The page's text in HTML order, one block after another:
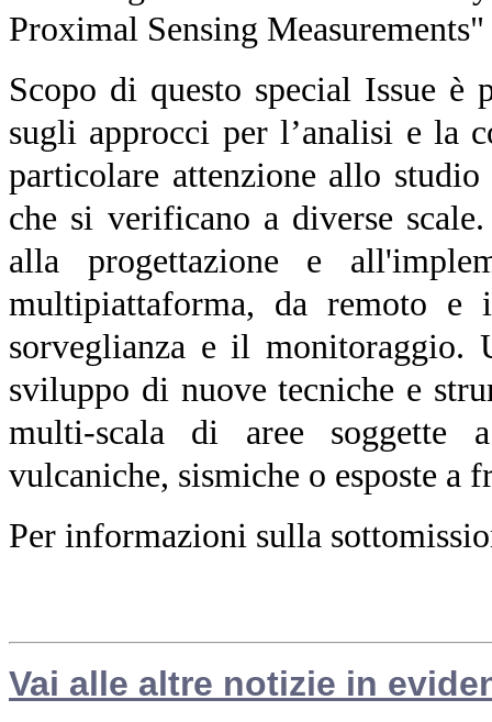
Proximal Sensing
Scopo di questo special Issue
sugli approcci per l’analisi e la
particolare attenzione allo
che si verificano a diverse
alla progettazione e
multipiattaforma, da remoto
sorveglianza e il monitoraggio.
sviluppo di nuove tecniche e
multi-scala di aree soggette
vulcaniche, sismiche o esposte a
Per informazioni sulla
Vai alle altre notizie in